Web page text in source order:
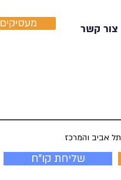
מעסיקים צור קשר
תל אביב והמרכז
שליחת קו"ח